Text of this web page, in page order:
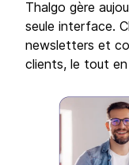
Thalgo gère
seule interface.
newsletters et
clients, le tout